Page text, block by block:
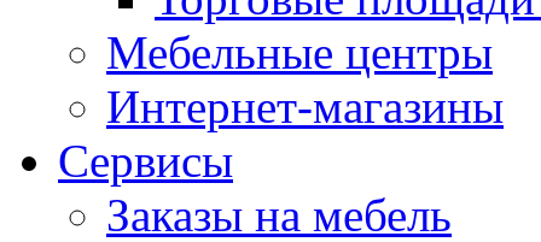
Мебельные центры
Интернет-магазины
Сервисы
Заказы на мебель